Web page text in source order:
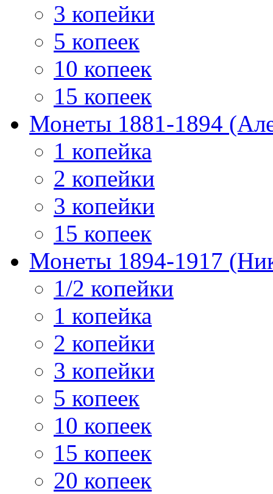
3 копейки
5 копеек
10 копеек
15 копеек
Монеты 1881-1894
1 копейка
2 копейки
3 копейки
15 копеек
Монеты 1894-1917
1/2 копейки
1 копейка
2 копейки
3 копейки
5 копеек
10 копеек
15 копеек
20 копеек